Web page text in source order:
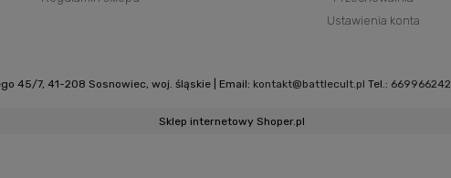
Ustawienia konta
45/7, 41-208 Sosnowiec, woj. śląskie | Email: kontakt@battlecult.pl Tel.: 669966242
Sklep internetowy Shoper.pl